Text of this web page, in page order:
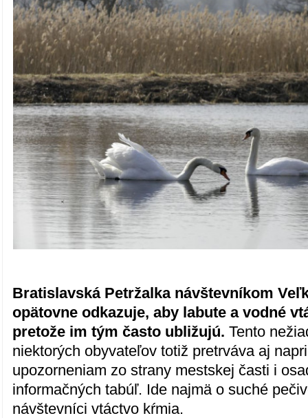
Bratislavská Petržalka návštevníkom
opätovne odkazuje, aby labute a vodné
pretože im tým často ubližujú.Tento
niektorých obyvateľov totiž pretrváva aj
upozorneniam zo strany mestskej časti i
informačných tabúľ. Ide najmä o suché
návštevníci vtáctvo kŕmia.